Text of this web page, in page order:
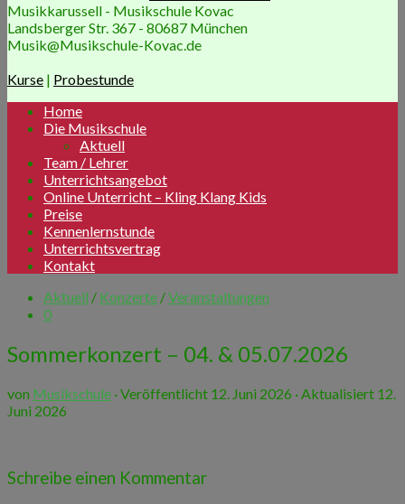
Musikkarussell - Musikschule Kovac
Landsberger Str. 367 - 80687 München
Musik@Musikschule-Kovac.de
Kurse | Probestunde
Home
Die Musikschule
Aktuell
Team / Lehrer
Unterrichtsangebot
Online Unterricht – Kling Klang Kids
Preise
Kennenlernstunde
Unterrichtsvertrag
Kontakt
Aktuell / Konzerte /Veranstaltungen
0
Sommerkonzert – 04. & 05.07.2026
von Musikschule · Veröffentlicht 12. Juni 2026 · Aktualisiert 12.
Juni 2026
Schreibe einen Kommentar